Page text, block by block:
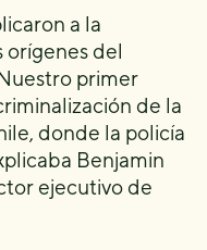
a la
orígenes del
primer
de la
donde la policía
Benjamin
ejecutivo de